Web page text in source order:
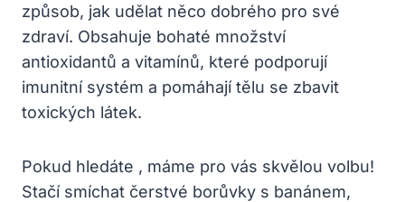
způsob, jak udělat něco dobrého pro své
zdraví.⁣ Obsahuje bohaté množství⁢
antioxidantů a vitamínů, které podporují
imunitní‌ systém⁤ a ⁤pomáhají ⁤tělu se ‌zbavit​
toxických látek.
Pokud hledáte‍ , máme pro vás skvělou volbu!
Stačí smíchat čerstvé ​borůvky⁢ s banánem,